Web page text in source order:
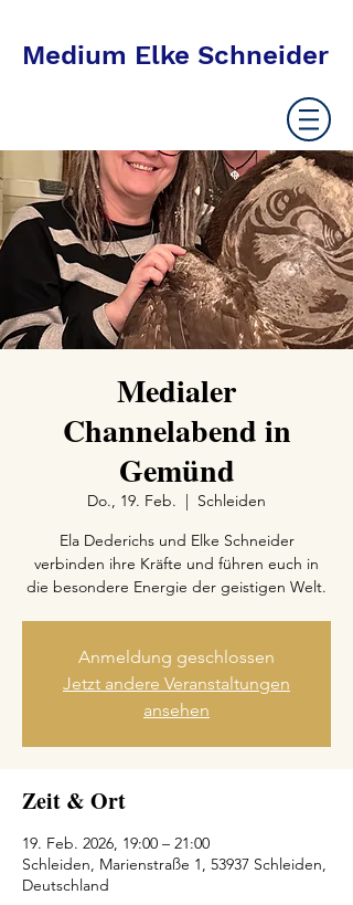
Medium Elke Schneider
Medialer
Channelabend in
Gemünd
Do., 19. Feb.
  |
Schleiden
Ela Dederichs und Elke Schneider
verbinden ihre Kräfte und führen euch in
die besondere Energie der geistigen Welt.
Anmeldung geschlossen
Jetzt andere Veranstaltungen
ansehen
Zeit & Ort
19. Feb. 2026, 19:00 – 21:00
Schleiden, Marienstraße 1, 53937 Schleiden,
Deutschland